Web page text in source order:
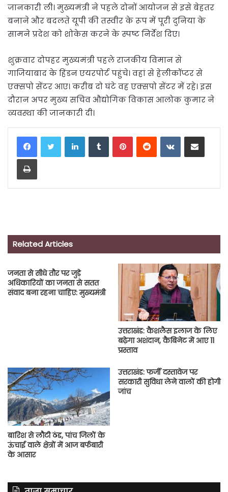
जानकारी ली। मुख्यमंत्री ने पहले दोनों आयोजन से इसे बेहतर
बनाने और बदलते यूपी की तस्वीर के रूप में पूरी दुनिया के
सामने प्रदेश को शोकेस करने के स्पष्ट निर्देश दिए।
शुक्रवार दोपहर मुख्यमंत्री पहले राजकीय विमान से
गाजियाबाद के हिंडन एयरपोर्ट पहुंचे। वहां से हेलीकॉप्टर से
एक्सपो सेंटर आए। करीब दो घंटे वह एक्सपो सेंटर में रहे। इस
दौरान अपर मुख्य सचिव औद्योगिक विकास आलोक कुमार ने
व्यवस्था की जानकारी दी।
LinkedInTumblrPinterestReddit VKontakteShare via Email
Print
Related Articles
जनता से सीधे तौर पर जुड़े
अधिकारियों का जनता से सतत
संवाद बना रहना चाहिए: मुख्यमंत्री
उत्तराखंड: कैशलैस इलाज के लिए
बढ़ेगा अशंदान, कैबिनेट में आए 11
प्रस्ताव
बारिश से लौटी ठंड, पांच जिलों के
ऊंचाई वाले क्षेत्रों में आज बर्फबारी
के आसार
उत्तराखंड: फर्जी दस्तावेज पर
सरकारी सुविधा लेने वालों की होगी
जांच